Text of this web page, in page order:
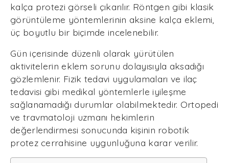
kalça protezi görseli çıkarılır. Röntgen gibi klasik
görüntüleme yöntemlerinin aksine kalça eklemi,
üç boyutlu bir biçimde incelenebilir.
Gün içerisinde düzenli olarak yürütülen
aktivitelerin eklem sorunu dolayısıyla aksadığı
gözlemlenir. Fizik tedavi uygulamaları ve ilaç
tedavisi gibi medikal yöntemlerle iyileşme
sağlanamadığı durumlar olabilmektedir. Ortopedi
ve travmatoloji uzmanı hekimlerin
değerlendirmesi sonucunda kişinin robotik
protez cerrahisine uygunluğuna karar verilir.